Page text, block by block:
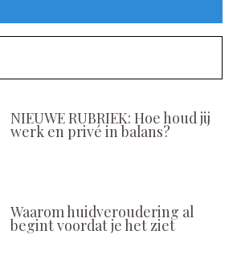
NIEUWE RUBRIEK: Hoe houd jij
werk en privé in balans?
Waarom huidveroudering al
begint voordat je het ziet